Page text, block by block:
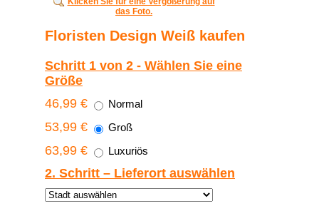
das Foto.
Floristen Design Weiß kaufen
Schritt 1 von 2 - Wählen Sie eine
Größe
46,99 €
Normal
53,99 € Groß
63,99 € Luxuriös
2. Schritt – Lieferort auswählen